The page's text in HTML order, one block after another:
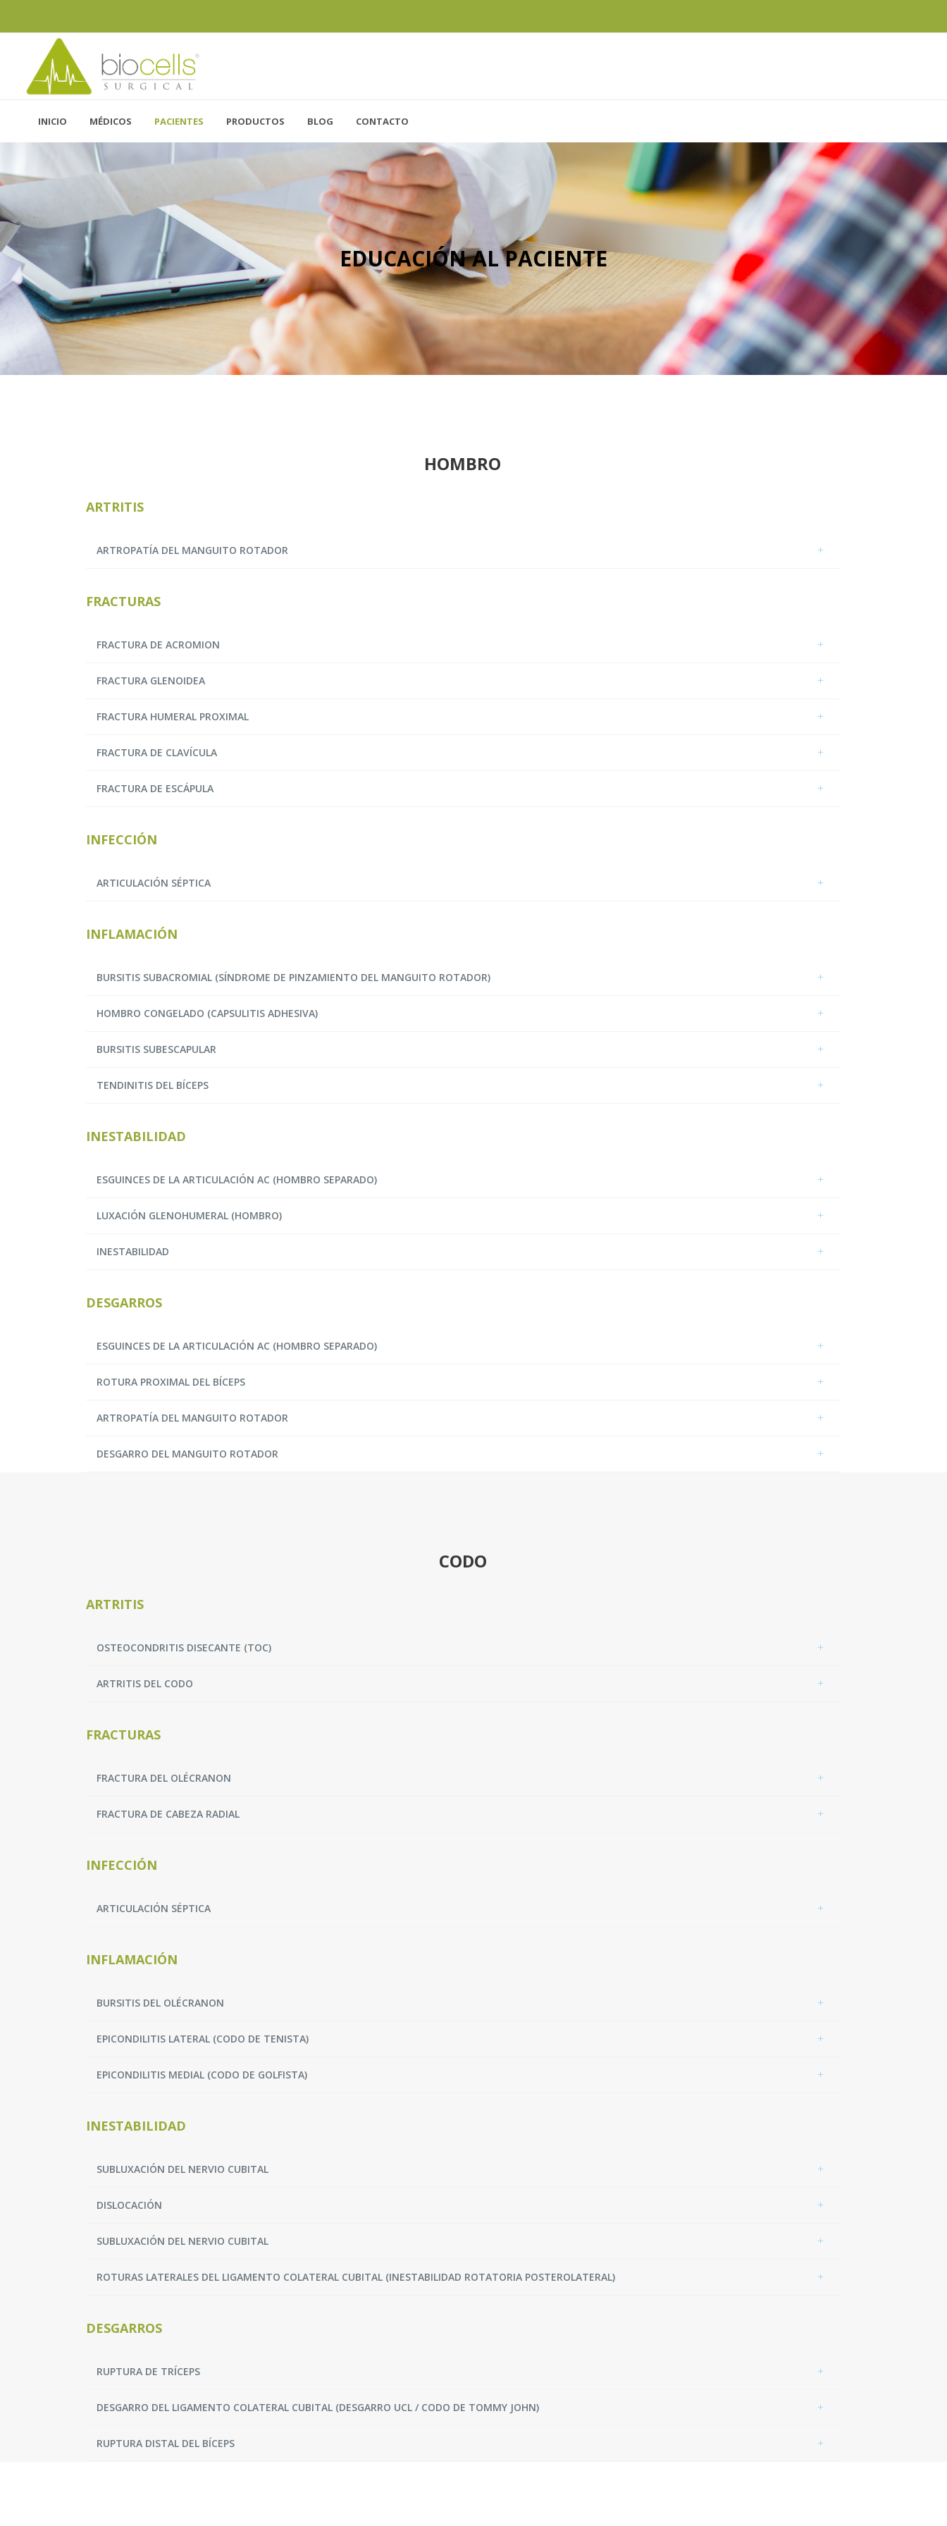
INICIO MÉDICOS PACIENTES PRODUCTOS BLOG CONTACTO
EDUCACIÓN AL PACIENTE
HOMBRO
ARTRITIS
ARTROPATÍA DEL MANGUITO ROTADOR
FRACTURAS
FRACTURA DE ACROMION
FRACTURA GLENOIDEA
FRACTURA HUMERAL PROXIMAL
FRACTURA DE CLAVÍCULA
FRACTURA DE ESCÁPULA
INFECCIÓN
ARTICULACIÓN SÉPTICA
INFLAMACIÓN
BURSITIS SUBACROMIAL (SÍNDROME DE PINZAMIENTO DEL MANGUITO ROTADOR)
HOMBRO CONGELADO (CAPSULITIS ADHESIVA)
BURSITIS SUBESCAPULAR
TENDINITIS DEL BÍCEPS
INESTABILIDAD
ESGUINCES DE LA ARTICULACIÓN AC (HOMBRO SEPARADO)
LUXACIÓN GLENOHUMERAL (HOMBRO)
INESTABILIDAD
DESGARROS
ESGUINCES DE LA ARTICULACIÓN AC (HOMBRO SEPARADO)
ROTURA PROXIMAL DEL BÍCEPS
ARTROPATÍA DEL MANGUITO ROTADOR
DESGARRO DEL MANGUITO ROTADOR
CODO
ARTRITIS
OSTEOCONDRITIS DISECANTE (TOC)
ARTRITIS DEL CODO
FRACTURAS
FRACTURA DEL OLÉCRANON
FRACTURA DE CABEZA RADIAL
INFECCIÓN
ARTICULACIÓN SÉPTICA
INFLAMACIÓN
BURSITIS DEL OLÉCRANON
EPICONDILITIS LATERAL (CODO DE TENISTA)
EPICONDILITIS MEDIAL (CODO DE GOLFISTA)
INESTABILIDAD
SUBLUXACIÓN DEL NERVIO CUBITAL
DISLOCACIÓN
SUBLUXACIÓN DEL NERVIO CUBITAL
ROTURAS LATERALES DEL LIGAMENTO COLATERAL CUBITAL (INESTABILIDAD ROTATORIA POSTEROLATERAL)
DESGARROS
RUPTURA DE TRÍCEPS
DESGARRO DEL LIGAMENTO COLATERAL CUBITAL (DESGARRO UCL / CODO DE TOMMY JOHN)
RUPTURA DISTAL DEL BÍCEPS